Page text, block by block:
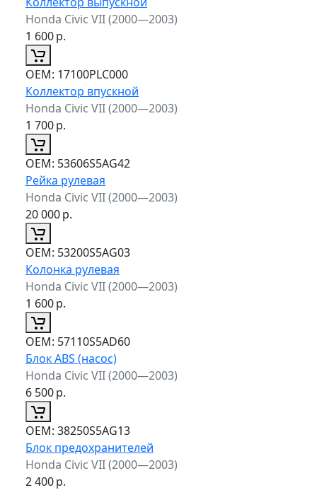
Honda Civic VII (2000—2003)
1 600р.
ОЕМ: 17100PLC000
Коллектор впускной
Honda Civic VII (2000—2003)
1 700р.
ОЕМ: 53606S5AG42
Рейка рулевая
Honda Civic VII (2000—2003)
20 000р.
ОЕМ: 53200S5AG03
Колонка рулевая
Honda Civic VII (2000—2003)
1 600р.
ОЕМ: 57110S5AD60
Блок ABS (насос)
Honda Civic VII (2000—2003)
6 500р.
ОЕМ: 38250S5AG13
Блок предохранителей
Honda Civic VII (2000—2003)
2 400р.